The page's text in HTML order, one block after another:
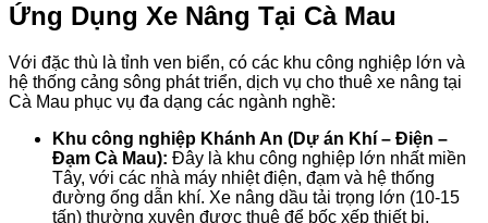
Ứng Dụng Xe Nâng Tại Cà Mau
Với đặc thù là tỉnh ven biển, có các khu công nghiệp lớn và
hệ thống cảng sông phát triển, dịch vụ cho thuê xe nâng tại
Cà Mau phục vụ đa dạng các ngành nghề:
Khu công nghiệp Khánh An (Dự án Khí – Điện –
Đạm Cà Mau): Đây là khu công nghiệp lớn nhất miền
Tây, với các nhà máy nhiệt điện, đạm và hệ thống
đường ống dẫn khí. Xe nâng dầu tải trọng lớn (10-15
tấn) thường xuyên được thuê để bốc xếp thiết bị,